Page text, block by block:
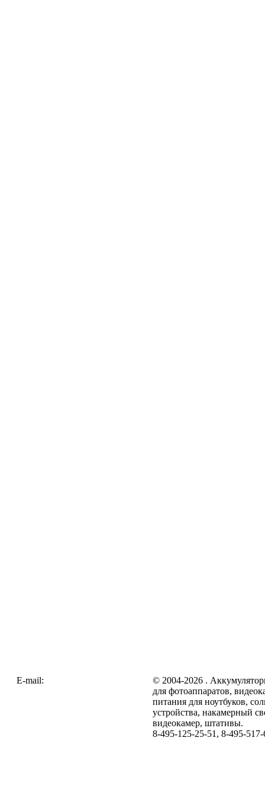
E-mail:
© 2004-2026 .
для фотоаппаратов,
питания для ноутбуков,
устройства, накамерный
видеокамер, штативы.
8-495-125-25-51, 8-495-